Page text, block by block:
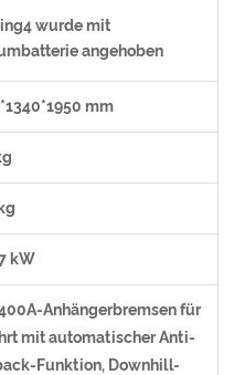
wurde mit
angehoben
mm
kW
Anhängerbremsen für
mit automatischer Anti-
Funktion, Downhill-